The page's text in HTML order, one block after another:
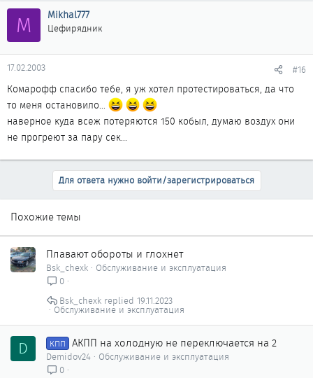
M Mikhal777
Цефирядник
17.02.2003 #16
Комарофф спасибо тебе, я уж хотел протестироваться, да что
то меня остановило...
наверное куда всеж потеряются 150 кобыл, думаю воздух они
не прогреют за пару сек...
Для ответа нужно войти/зарегистрироваться
Похожие темы
Плавают обороты и глохнет
Bsk_chexk
Обслуживание и эксплуатация
0
Обслуживание и эксплуатация
19.11.2023
Bsk_chexk
D КПП АКПП на холодную не переключается на 2
Demidov24
Обслуживание и эксплуатация
0